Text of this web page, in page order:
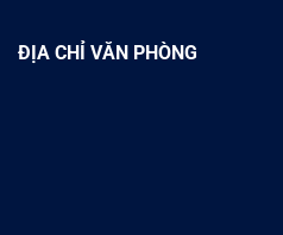
ĐỊA CHỈ VĂN PHÒNG